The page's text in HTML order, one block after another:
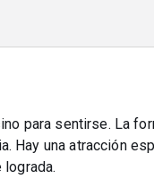
para sentirse. La
Hay una atracción